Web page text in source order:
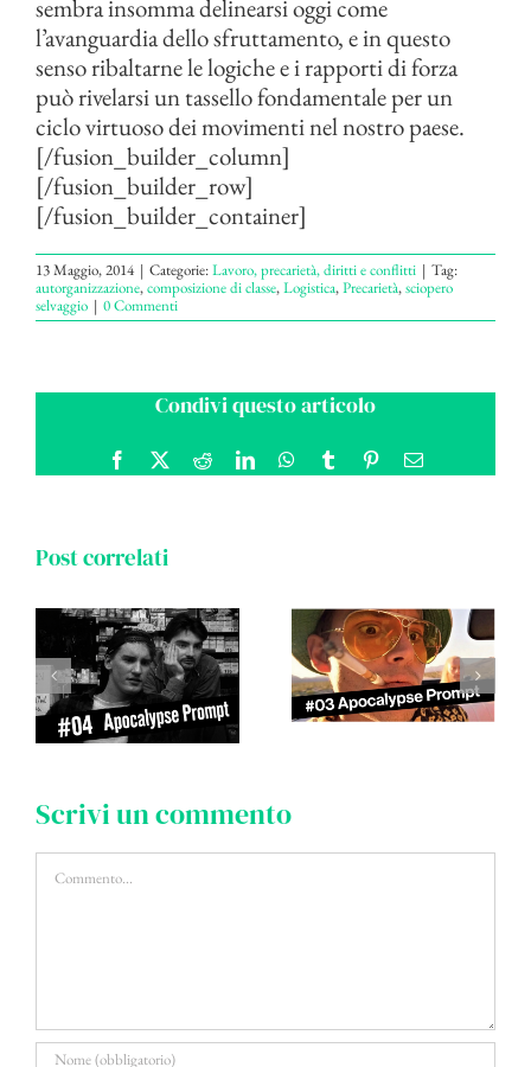
sembra insomma delinearsi oggi come
l’avanguardia dello sfruttamento, e in questo
senso ribaltarne le logiche e i rapporti di forza
può rivelarsi un tassello fondamentale per un
ciclo virtuoso dei movimenti nel nostro paese.
[/fusion_builder_column]
[/fusion_builder_row]
[/fusion_builder_container]
13 Maggio, 2014 | Categorie:Lavoro, precarietà, diritti e conflitti | Tag:
autorganizzazione,composizione di classe,Logistica,Precarietà,sciopero
selvaggio | 0 Commenti
Condivi questo articolo
Facebook RedditLinkedInWhatsApp
Tumblr PinterestEmail
Post correlati
Scrivi un commento
Commento